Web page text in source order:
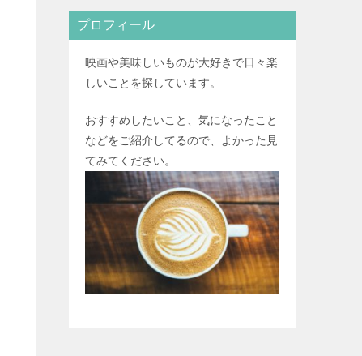
プロフィール
映画や美味しいものが大好きで日々楽
しいことを探しています。
おすすめしたいこと、気になったこと
などをご紹介してるので、よかった見
てみてください。